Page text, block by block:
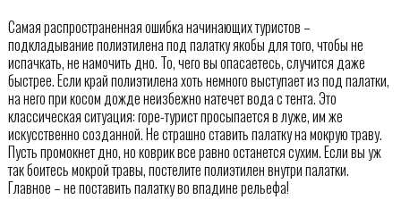
Самая распространенная ошибка начинающих туристов –
подкладывание полиэтилена под палатку якобы для того, чтобы не
испачкать, не намочить дно. То, чего вы опасаетесь, случится даже
быстрее. Если край полиэтилена хоть немного выступает из под палатки,
на него при косом дожде неизбежно натечет вода с тента. Это
классическая ситуация: горе-турист просыпается в луже, им же
искусственно созданной. Не страшно ставить палатку на мокрую траву.
Пусть промокнет дно, но коврик все равно останется сухим. Если вы уж
так боитесь мокрой травы, постелите полиэтилен внутри палатки.
Главное – не поставить палатку во впадине рельефа!